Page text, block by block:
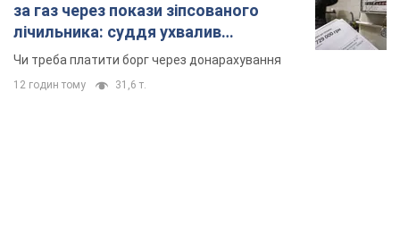
за газ через покази зіпсованого
лічильника: суддя ухвалив
неочікуване рішення
Чи треба платити борг через донарахування
12 годин тому 31,6 т.